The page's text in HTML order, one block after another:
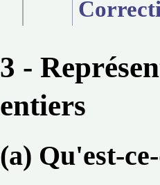
3 -
entiers
(a) Qu'est-